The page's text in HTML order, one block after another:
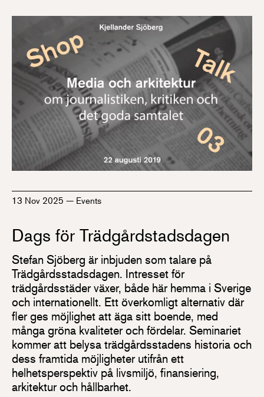
13 Nov 2025 — Events
Dags för Trädgårdstadsdagen
Stefan Sjöberg är inbjuden som talare på
Trädgårdsstadsdagen. Intresset för
trädgårdsstäder växer, både här hemma i Sverige
och internationellt. Ett överkomligt alternativ där
fler ges möjlighet att äga sitt boende, med
många gröna kvaliteter och fördelar. Seminariet
kommer att belysa trädgårdsstadens historia och
dess framtida möjligheter utifrån ett
helhetsperspektiv på livsmiljö, finansiering,
arkitektur och hållbarhet.